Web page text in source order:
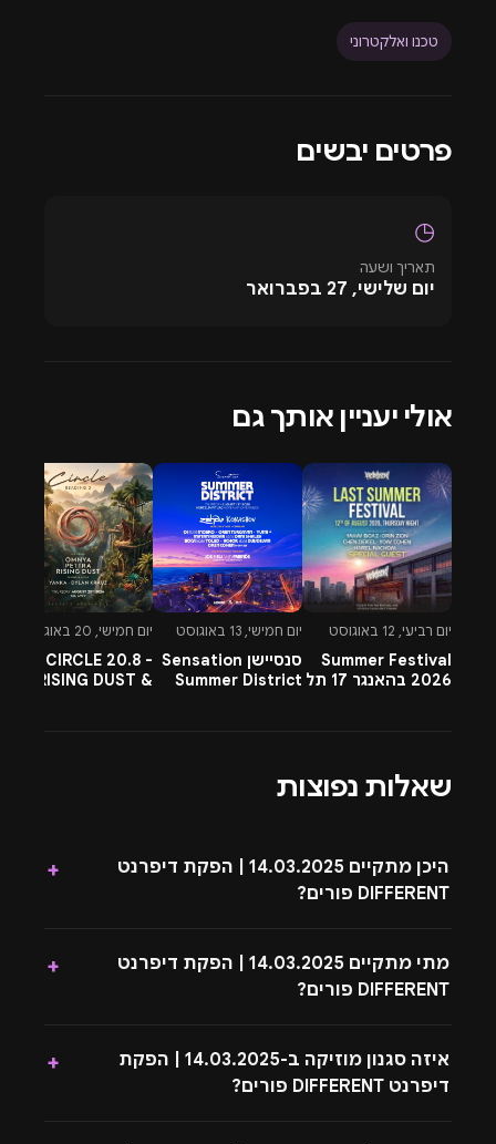
מבחר רחב של
לבילוי הקרוב.
טכנו ואלקטרוני
פרטים יבשים
◷
תאריך ושעה
יום שלישי, 27 בפברואר
אולי יעניין אותך גם
יום רביעי, 12 באוגוסט
Summer Festival
2026 בהאנגר 17 תל
יום חמישי, 13 באוגוסט
סנסיישן Sensation
Summer District
יום חמישי, 20 באוגוסט
CIRCLE 20.8 -
RISING DUST &
שאלות נפוצות
היכן מתקיים 14.03.2025 | הפקת דיפרנט
DIFFERENT פורים?
+
מתי מתקיים 14.03.2025 | הפקת דיפרנט
DIFFERENT פורים?
+
איזה סגנון מוזיקה ב-14.03.2025 | הפקת
דיפרנט DIFFERENT פורים?
+